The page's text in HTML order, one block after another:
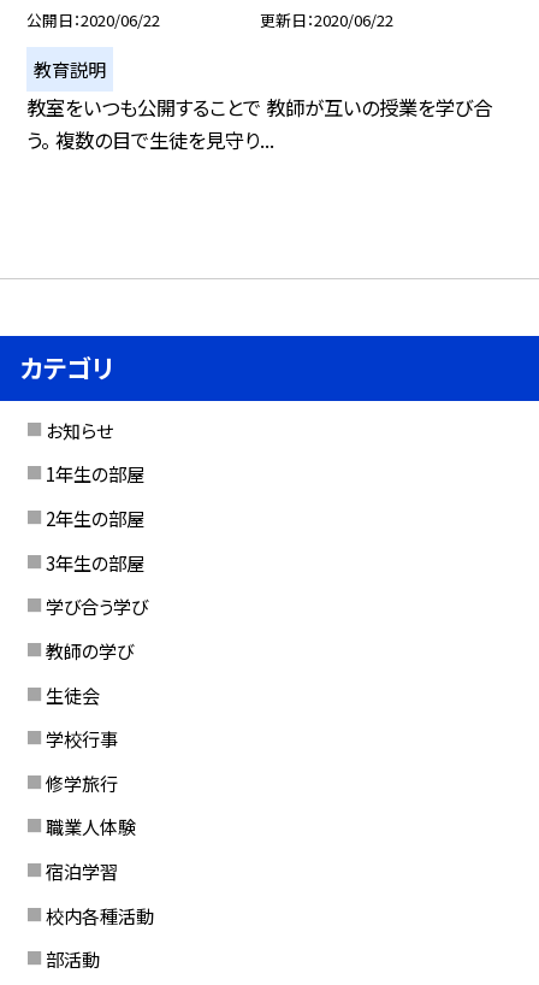
公開日 2020/06/22 更新日 2020/06/22
教育説明
教室をいつも公開することで 教師が互いの授業を学び合
う。 複数の目で生徒を見守り...
カテゴリ
お知らせ
1年生の部屋
2年生の部屋
3年生の部屋
学び合う学び
教師の学び
生徒会
学校行事
修学旅行
職業人体験
宿泊学習
校内各種活動
部活動